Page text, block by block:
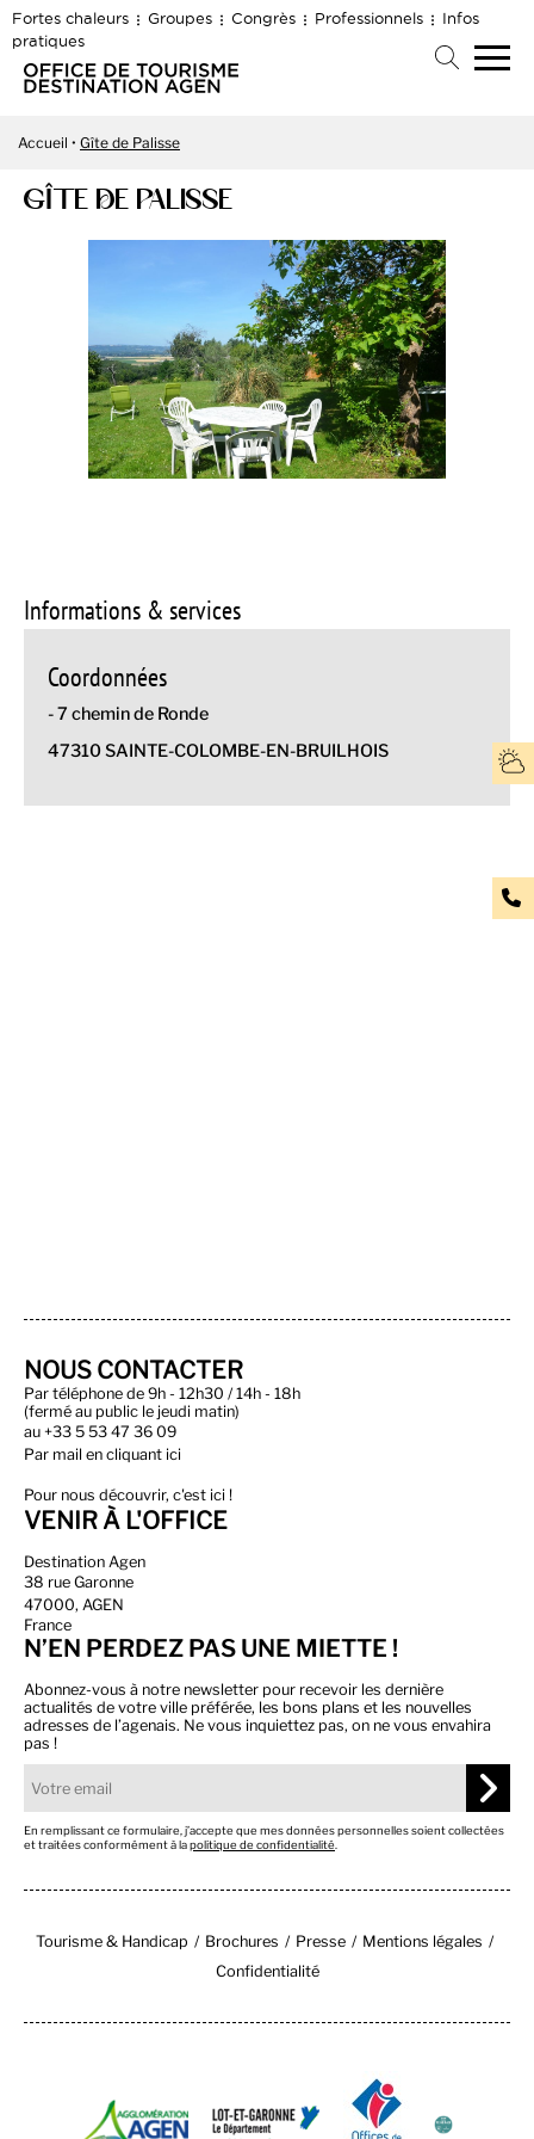
Fortes chaleurs Groupes Congrès Professionnels
Infos
pratiques
Accueil Gîte de Palisse
GÎTE DE PALISSE
Informations & services
Coordonnées
- 7 chemin de Ronde
47310 SAINTE-COLOMBE-EN-BRUILHOIS
NOUS CONTACTER
Par téléphone de 9h - 12h30 / 14h - 18h
(fermé au public le jeudi matin)
au +33 5 53 47 36 09
Par mail en cliquant ici
Pour nous découvrir, c'est ici !
VENIR À L'OFFICE
Destination Agen
38 rue Garonne
47000, AGEN
France
N’EN PERDEZ PAS UNE MIETTE !
Abonnez-vous à notre newsletter pour recevoir les dernière
actualités de votre ville préférée, les bons plans et les nouvelles
adresses de l’agenais. Ne vous inquiettez pas, on ne vous envahira
pas !
En remplissant ce formulaire, j’accepte que mes données personnelles soient collectées
et traitées conformément à lapolitique de confidentialité
Tourisme & Handicap Brochures Presse
Mentions légales
Confidentialité